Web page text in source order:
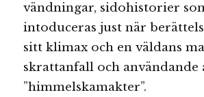
vändningar, sidohistorier
intoduceras just när
sitt klimax och en väldans
skrattanfall och användande
”himmelskamakter”.